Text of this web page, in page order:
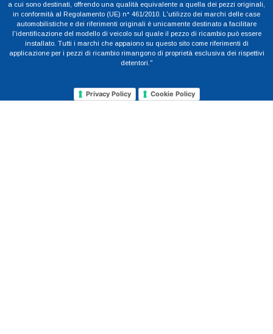
a cui sono destinati, offrendo una qualità equivalente a quella dei pezzi originali,
in conformità al Regolamento (UE) n° 461/2010. L'utilizzo dei marchi delle case
automobilistiche e dei riferimenti originali è unicamente destinato a facilitare
l'identificazione del modello di veicolo sul quale il pezzo di ricambio può essere
installato. Tutti i marchi che appaiono su questo sito come riferimenti di
applicazione per i pezzi di ricambio rimangono di proprietà esclusiva dei rispettivi
detentori."
Privacy Policy Cookie Policy